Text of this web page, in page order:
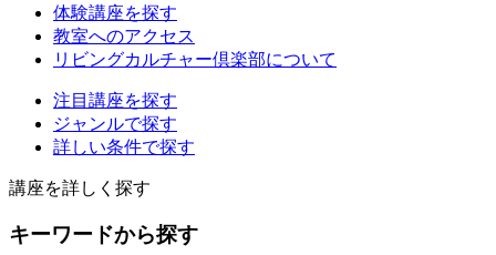
体験講座を探す
教室へのアクセス
リビングカルチャー倶楽部について
注目講座を探す
ジャンルで探す
詳しい条件で探す
講座を詳しく探す
キーワードから探す